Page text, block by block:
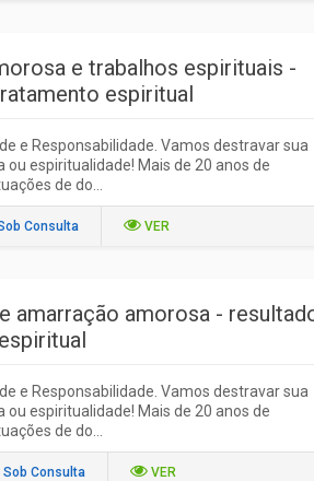
e trabalhos espirituais -
espiritual
e Responsabilidade. Vamos destravar sua
espiritualidade! Mais de 20 anos de
de do...
Consulta VER
amarração amorosa -
e Responsabilidade. Vamos destravar sua
espiritualidade! Mais de 20 anos de
de do...
Sob Consulta VER